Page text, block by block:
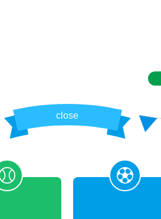
close